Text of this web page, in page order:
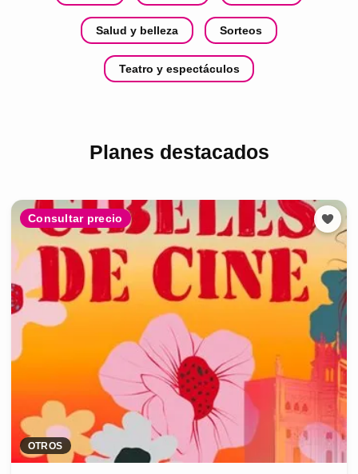
Salud y belleza Sorteos
Teatro y espectáculos
Planes destacados
Consultar precio
OTROS